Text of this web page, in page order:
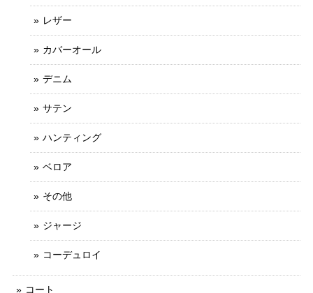
レザー
カバーオール
デニム
サテン
ハンティング
ベロア
その他
ジャージ
コーデュロイ
コート